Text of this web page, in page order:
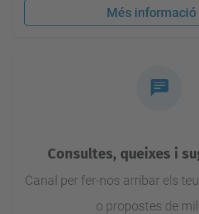
Més informació
Consultes, queixes i
Canal per fer-nos arribar els
o propostes de